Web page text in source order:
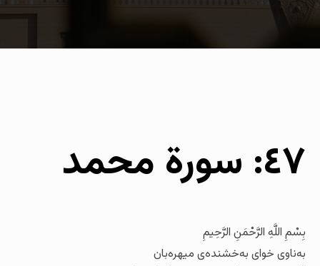
٤٧: سورة محمد
بِسْمِ اللَّهِ الرَّحْمَنِ الرَّحِيمِ
به‌ناوی خوای به‌خشنده‌ی میهره‌بان